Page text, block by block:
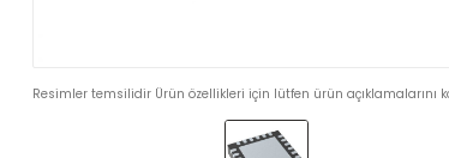
Resimler temsilidir Ürün özellikleri için lütfen ürün açıklamalarını